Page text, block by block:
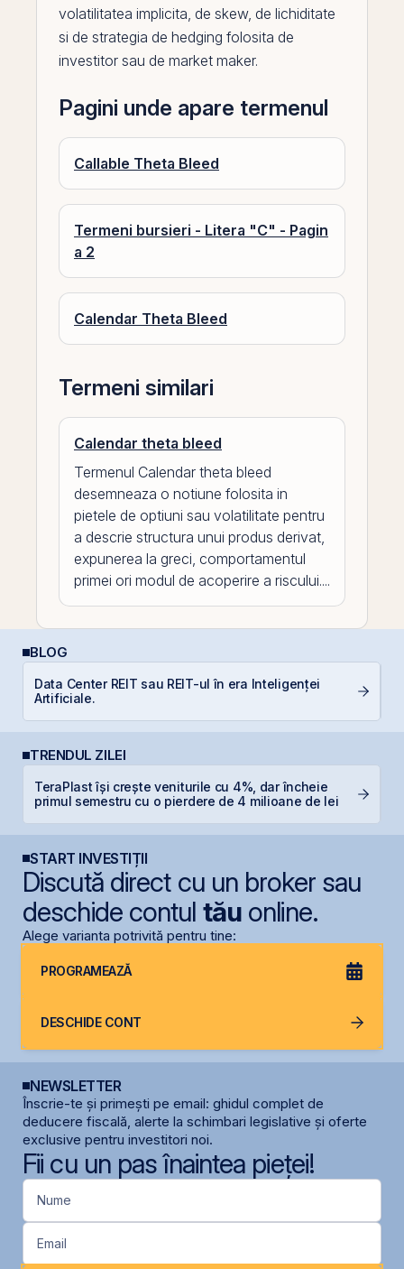
volatilitatea implicita, de skew, de lichiditate
si de strategia de hedging folosita de
investitor sau de market maker.
Pagini unde apare termenul
Callable Theta Bleed
Termeni bursieri - Litera "C" - Pagin
a 2
Calendar Theta Bleed
Termeni similari
Calendar theta bleed
Termenul Calendar theta bleed
desemneaza o notiune folosita in
pietele de optiuni sau volatilitate pentru
a descrie structura unui produs derivat,
expunerea la greci, comportamentul
primei ori modul de acoperire a riscului....
BLOG
Data Center REIT sau REIT-ul în era Inteligenței
Artificiale.
TRENDUL ZILEI
TeraPlast își crește veniturile cu 4%, dar încheie
primul semestru cu o pierdere de 4 milioane de lei
START INVESTIȚII
Discută direct cu un broker sau
deschide contul tăuonline.
Alege varianta potrivită pentru tine:
PROGRAMEAZĂ
DESCHIDE CONT
NEWSLETTER
Înscrie-te și primești pe email: ghidul complet de
deducere fiscală, alerte la schimbari legislative și oferte
exclusive pentru investitori noi.
Fii cu un pas înaintea pieței!
Nume
Email